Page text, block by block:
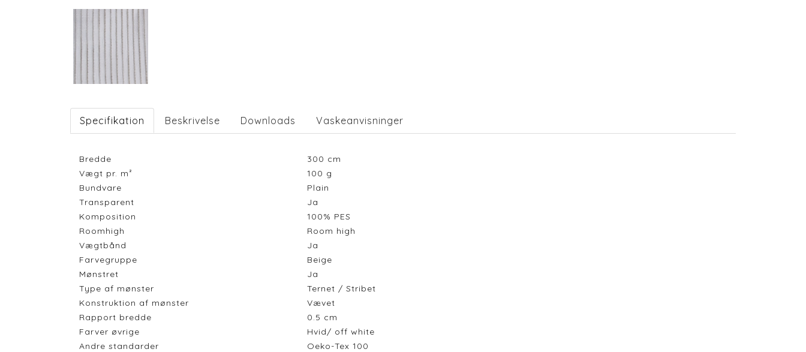
Specifikation Beskrivelse Downloads Vaskeanvisninger
Bredde 300 cm
Vægt pr. m²
100 g
Bundvare
Plain
Transparent
Ja
Komposition
100% PES
Roomhigh
Room high
Vægtbånd
Ja
Farvegruppe
Beige
Mønstret
Ja
Type af mønster
Ternet / Stribet
Konstruktion af mønster
Vævet
Rapport bredde
0.5 cm
Farver øvrige
Hvid/ off white
Andre standarder
Oeko-Tex 100